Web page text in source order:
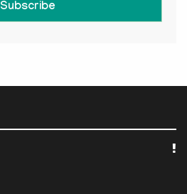
Subscribe